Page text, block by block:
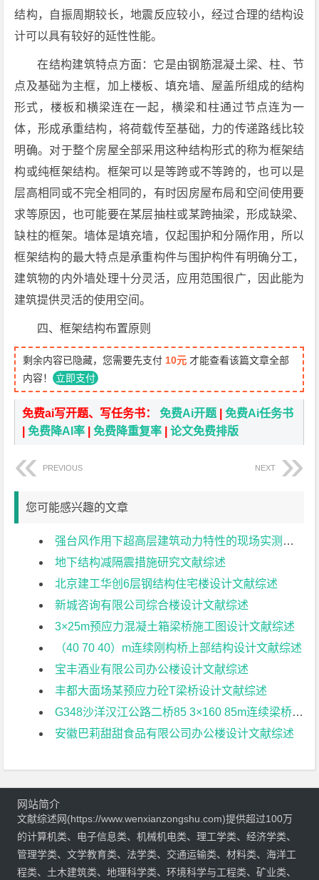
结构，自振周期较长，地震反应较小，经过合理的结构设
计可以具有较好的延性性能。
在结构建筑特点方面：它是由钢筋混凝土梁、柱、节
点及基础为主框，加上楼板、填充墙、屋盖所组成的结构
形式，楼板和横梁连在一起，横梁和柱通过节点连为一
体，形成承重结构，将荷载传至基础，力的传递路线比较
明确。对于整个房屋全部采用这种结构形式的称为框架结
构或纯框架结构。框架可以是等跨或不等跨的，也可以是
层高相同或不完全相同的，有时因房屋布局和空间使用要
求等原因，也可能要在某层抽柱或某跨抽梁，形成缺梁、
缺柱的框架。墙体是填充墙，仅起围护和分隔作用，所以
框架结构的最大特点是承重构件与围护构件有明确分工，
建筑物的内外墙处理十分灵活，应用范围很广，因此能为
建筑提供灵活的使用空间。
四、框架结构布置原则
剩余内容已隐藏，您需要先支付 10元 才能查看该篇文章全部
内容！ 立即支付
免费ai写开题、写任务书：免费Ai开题 |免费Ai任务书
|免费降AI率 |免费降重复率 |论文免费排版
PREVIOUS NEXT
您可能感兴趣的文章
强台风作用下超高层建筑动力特性的现场实测研究文献综述
地下结构减隔震措施研究文献综述
北京建工华创6层钢结构住宅楼设计文献综述
新城咨询有限公司综合楼设计文献综述
3×25m预应力混凝土箱梁桥施工图设计文献综述
（40 70 40）m连续刚构桥上部结构设计文献综述
宝丰酒业有限公司办公楼设计文献综述
丰都大面场某预应力砼T梁桥设计文献综述
G348沙洋汉江公路二桥85 3×160 85m连续梁桥地震响应分析文献综述
安徽巴莉甜甜食品有限公司办公楼设计文献综述
网站简介
文献综述网(https://www.wenxianzongshu.com)提供超过100万
的计算机类、电子信息类、机械机电类、理工学类、经济学类、
管理学类、文学教育类、法学类、交通运输类、材料类、海洋工
程类、土木建筑类、地理科学类、环境科学与工程类、矿业类、